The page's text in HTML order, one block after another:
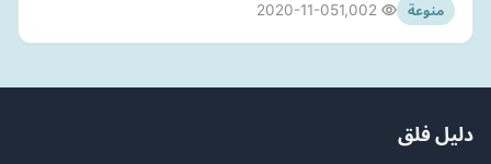
منوعة 2020-11-05
دليل فلق